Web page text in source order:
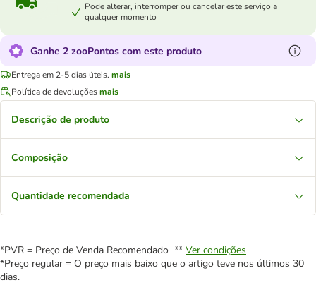
Pode alterar, interromper ou cancelar este serviço a
qualquer momento
Ganhe 2 zooPontos com este produto
Entrega em 2-5 dias úteis. mais
Política de devoluçõesmais
Descrição de produto
Composição
Quantidade recomendada
*PVR = Preço de Venda Recomendado ** Ver condições
*Preço regular = O preço mais baixo que o artigo teve nos últimos 30
dias.